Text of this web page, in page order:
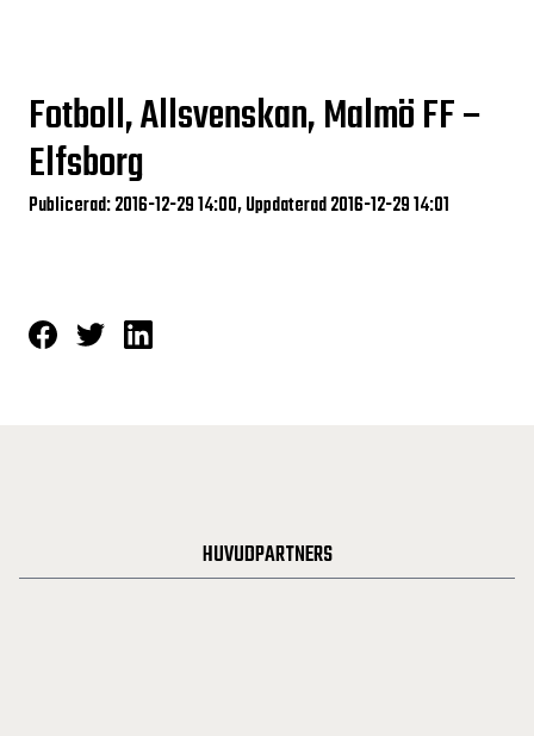
Fotboll, Allsvenskan, Malmö FF –
Elfsborg
Publicerad: 2016-12-29 14:00, Uppdaterad 2016-12-29 14:01
HUVUDPARTNERS